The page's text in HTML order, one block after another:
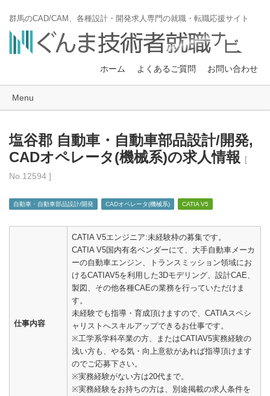
群馬のCAD/CAM、各種設計・開発求人専門の就職・転職応援サイト
ホーム よくあるご質問 お問い合わせ
Menu
塩谷郡 自動車・自動車部品設計/開発,
CADオペレータ(機械系)の求人情報
[
No.12594 ]
自動車・自動車部品設計/開発 CADオペレータ(機械系) CATIA V5
仕事内容
CATIA V5エンジニア:未経験枠の募集です。
CATIA V5国内有名ベンダーにて、大手自動車メーカ
ーの自動車エンジン、トランスミッション領域にお
けるCATIAV5を利用した3Dモデリング、設計CAE、
製図、その他各種CAEの業務を行っていただけま
す。
未経験でも指導・育成頂けますので、CATIAスペシ
ャリストへスキルアップできるお仕事です。
※工学系学科卒業の方、またはCATIAV5実務経験の
浅い方も、やる気・向上意欲があれば指導頂けます
のでご応募下さい。
※実務経験がない方は20代まで。
※実務経験をお持ちの方は、別途掲載の求人条件を